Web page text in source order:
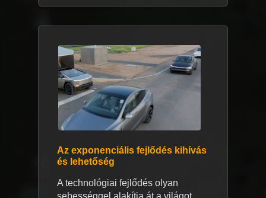
Az exponenciális fejlődés kihívás
és lehetőség
A technológiai fejlődés olyan
sebességgel alakítja át a világot,